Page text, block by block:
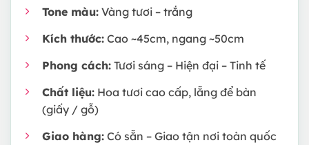
Tone màu: Vàng tươi – trắng
Kích thước: Cao ~45cm, ngang ~50cm
Phong cách: Tươi sáng – Hiện đại – Tinh tế
Chất liệu: Hoa tươi cao cấp, lẵng để bàn
(giấy / gỗ)
Giao hàng: Có sẵn – Giao tận nơi toàn quốc